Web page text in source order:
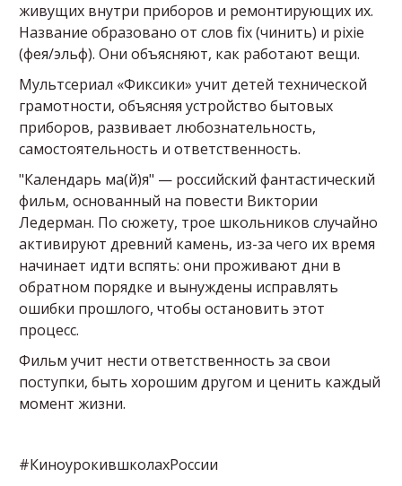
живущих внутри приборов и ремонтирующих их.
Название образовано от слов fix (чинить) и pixie
(фея/эльф). Они объясняют, как работают вещи.
Мультсериал «Фиксики» учит детей технической
грамотности, объясняя устройство бытовых
приборов, развивает любознательность,
самостоятельность и ответственность.
"Календарь ма(й)я" — российский фантастический
фильм, основанный на повести Виктории
Ледерман. По сюжету, трое школьников случайно
активируют древний камень, из-за чего их время
начинает идти вспять: они проживают дни в
обратном порядке и вынуждены исправлять
ошибки прошлого, чтобы остановить этот
процесс.
Фильм учит нести ответственность за свои
поступки, быть хорошим другом и ценить каждый
момент жизни.
#КиноурокившколахРоссии